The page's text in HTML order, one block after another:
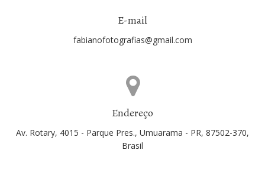
E-mail
fabianofotografias@gmail.com
Endereço
Av. Rotary, 4015 - Parque Pres., Umuarama - PR, 87502-370,
Brasil